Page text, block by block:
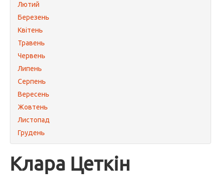
Лютий
Березень
Квітень
Травень
Червень
Липень
Серпень
Вересень
Жовтень
Листопад
Грудень
Клара Цеткін